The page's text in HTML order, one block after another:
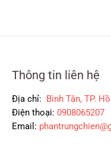
Thông tin liên hệ
Địa chỉ: Bình Tân, TP.
Điện thoại: 0908065207
Email: